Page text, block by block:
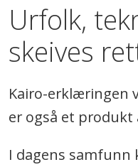
Urfolk,
skeives
Kairo-erklæringen
er også et produkt
I dagens samfunn